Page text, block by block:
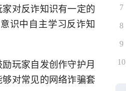
对反诈知识有一定的
识中自主学习反诈知
玩家自发创作守护月
对常见的网络诈骗套
7
8
9
10